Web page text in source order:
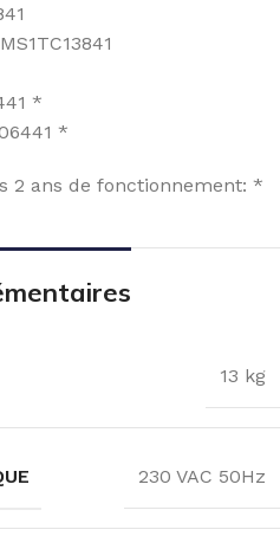
*
*
2 ans de fonctionnement: *
13 kg
230 VAC 50Hz